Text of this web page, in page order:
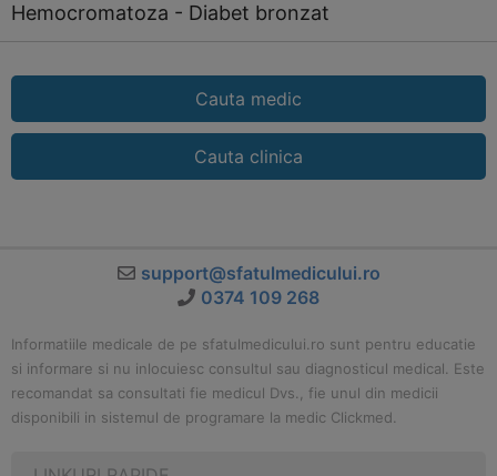
Hemocromatoza - Diabet bronzat
Cauta medic
Cauta clinica
support@sfatulmedicului.ro
0374 109 268
Informatiile medicale de pe sfatulmedicului.ro sunt pentru educatie
si informare si nu inlocuiesc consultul sau diagnosticul medical. Este
recomandat sa consultati fie medicul Dvs., fie unul din medicii
disponibili in sistemul de programare la medic Clickmed.